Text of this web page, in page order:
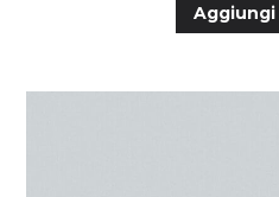
Aggiungi